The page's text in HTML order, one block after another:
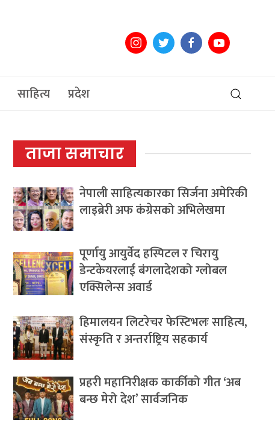
साहित्य प्रदेश
ताजा समाचार
नेपाली साहित्यकारका सिर्जना अमेरिकी
लाइब्रेरी अफ कंग्रेसको अभिलेखमा
पूर्णायु आयुर्वेद हस्पिटल र चिरायु
डेन्टकेयरलाई बंगलादेशको ग्लोबल
एक्सिलेन्स अवार्ड
हिमालयन लिटरेचर फेस्टिभलः साहित्य,
संस्कृति र अन्तर्राष्ट्रिय सहकार्य
प्रहरी महानिरीक्षक कार्कीको गीत ‘अब
बन्छ मेरो देश’ सार्वजनिक